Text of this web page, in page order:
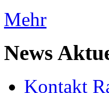
Mehr
News
Kontakt